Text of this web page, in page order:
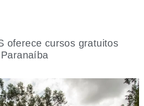
oferece cursos gratuitos